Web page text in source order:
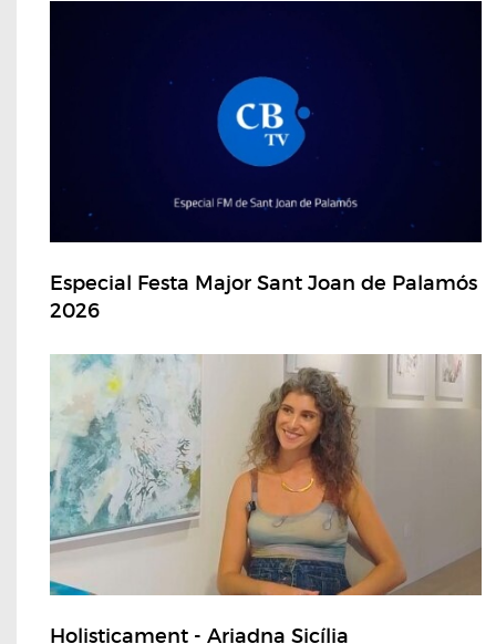
Especial Festa Major Sant Joan de Palamós
2026
Holisticament - Ariadna Sicília